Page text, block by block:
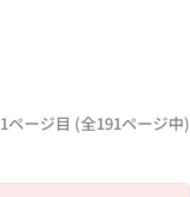
1ページ目 (全191ページ中)